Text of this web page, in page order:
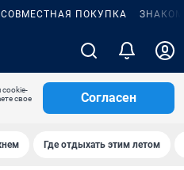
СОВМЕСТНАЯ ПОКУПКА
свое
Согласен
Где отдыхать этим летом